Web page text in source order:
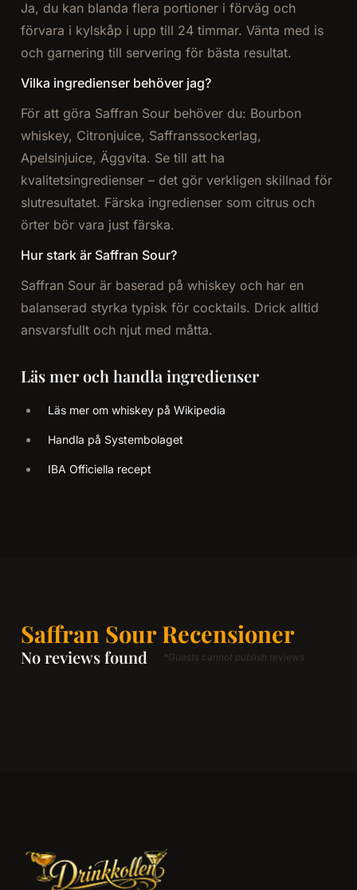
Ja, du kan blanda flera portioner i förväg och
förvara i kylskåp i upp till 24 timmar. Vänta med is
och garnering till servering för bästa resultat.
Vilka ingredienser behöver jag?
För att göra Saffran Sour behöver du: Bourbon
whiskey, Citronjuice, Saffranssockerlag,
Apelsinjuice, Äggvita. Se till att ha
kvalitetsingredienser – det gör verkligen skillnad för
slutresultatet. Färska ingredienser som citrus och
örter bör vara just färska.
Hur stark är Saffran Sour?
Saffran Sour är baserad på whiskey och har en
balanserad styrka typisk för cocktails. Drick alltid
ansvarsfullt och njut med måtta.
Läs mer och handla ingredienser
Läs mer om whiskey på Wikipedia
Handla på Systembolaget
IBA Officiella recept
Saffran Sour Recensioner
No reviews found *Guests cannot publish reviews